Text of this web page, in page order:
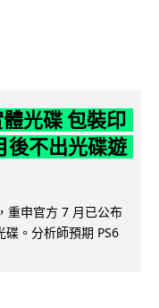
光碟 包裝印
後不出光碟遊
重申官方 7 月已公布
。分析師預期 PS6